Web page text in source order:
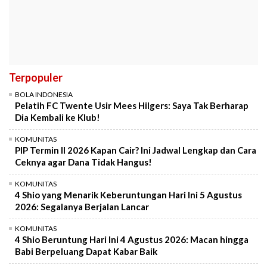
Terpopuler
BOLA INDONESIA
Pelatih FC Twente Usir Mees Hilgers: Saya Tak Berharap
Dia Kembali ke Klub!
KOMUNITAS
PIP Termin II 2026 Kapan Cair? Ini Jadwal Lengkap dan Cara
Ceknya agar Dana Tidak Hangus!
KOMUNITAS
4 Shio yang Menarik Keberuntungan Hari Ini 5 Agustus
2026: Segalanya Berjalan Lancar
KOMUNITAS
4 Shio Beruntung Hari Ini 4 Agustus 2026: Macan hingga
Babi Berpeluang Dapat Kabar Baik